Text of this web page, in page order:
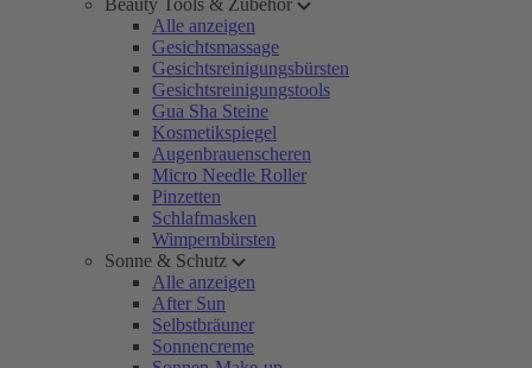
Beauty Tools & Zubehör
Alle anzeigen
Gesichtsmassage
Gesichtsreinigungsbürsten
Gesichtsreinigungstools
Gua Sha Steine
Kosmetikspiegel
Augenbrauenscheren
Micro Needle Roller
Pinzetten
Schlafmasken
Wimpernbürsten
Sonne & Schutz
Alle anzeigen
After Sun
Selbstbräuner
Sonnencreme